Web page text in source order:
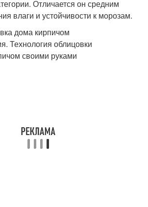
Отличается он средним
влаги и устойчивости к морозам.